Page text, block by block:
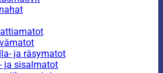
ja räsymatot
ja sisalmatot